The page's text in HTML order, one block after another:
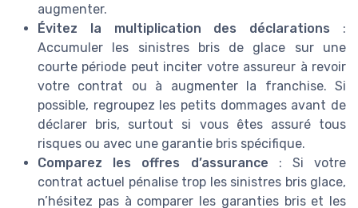
augmenter.
Évitez la multiplication des déclarations :
Accumuler les sinistres bris de glace sur une
courte période peut inciter votre assureur à revoir
votre contrat ou à augmenter la franchise. Si
possible, regroupez les petits dommages avant de
déclarer bris, surtout si vous êtes assuré tous
risques ou avec une garantie bris spécifique.
Comparez les offres d’assurance : Si votre
contrat actuel pénalise trop les sinistres bris glace,
n’hésitez pas à comparer les garanties bris et les